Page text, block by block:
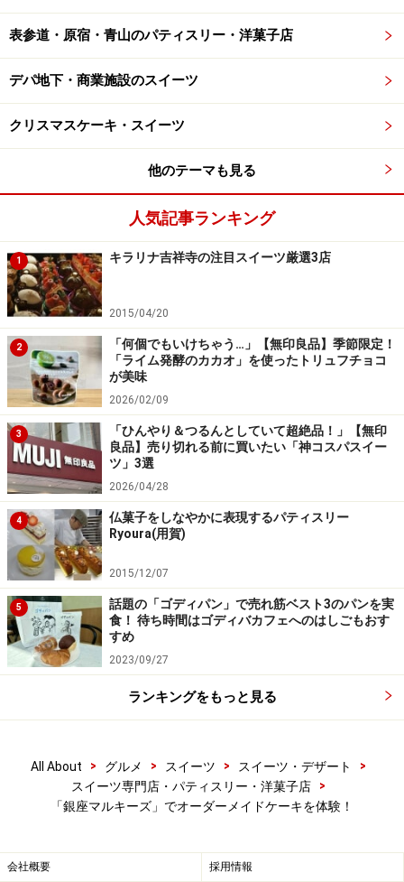
表参道・原宿・青山のパティスリー・洋菓子店
デパ地下・商業施設のスイーツ
クリスマスケーキ・スイーツ
他のテーマも見る
人気記事ランキング
1 キラリナ吉祥寺の注目スイーツ厳選3店
2015/04/20
2
「何個でもいけちゃう…」【無印良品】季節限定！
「ライム発酵のカカオ」を使ったトリュフチョコ
が美味
2026/02/09
3
「ひんやり＆つるんとしていて超絶品！」【無印
良品】売り切れる前に買いたい「神コスパスイー
ツ」3選
2026/04/28
4
仏菓子をしなやかに表現するパティスリー
Ryoura(用賀)
2015/12/07
5
話題の「ゴディパン」で売れ筋ベスト3のパンを実
食！ 待ち時間はゴディバカフェへのはしごもおす
すめ
2023/09/27
ランキングをもっと見る
All About > グルメ > スイーツ > スイーツ・デザート
>
スイーツ専門店・パティスリー・洋菓子店
>
「銀座マルキーズ」でオーダーメイドケーキを体験！
会社概要 採用情報